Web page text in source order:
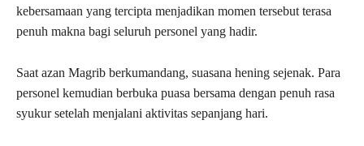
kebersamaan yang tercipta menjadikan momen tersebut terasa
penuh makna bagi seluruh personel yang hadir.
Saat azan Magrib berkumandang, suasana hening sejenak. Para
personel kemudian berbuka puasa bersama dengan penuh rasa
syukur setelah menjalani aktivitas sepanjang hari.